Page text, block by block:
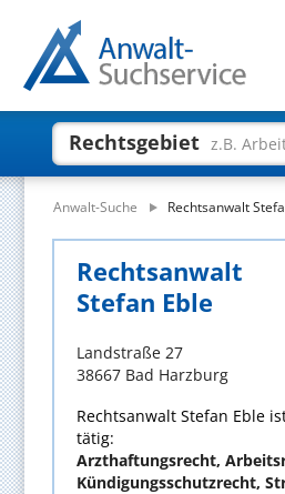
Rechtsgebiet z.B.
Anwalt-Suche Rechtsanwalt
Rechtsanwalt
Stefan Eble
Landstraße 27
38667 Bad Harzburg
Rechtsanwalt Stefan Eble
tätig:
Arzthaftungsrecht,
Kündigungsschutzrecht,